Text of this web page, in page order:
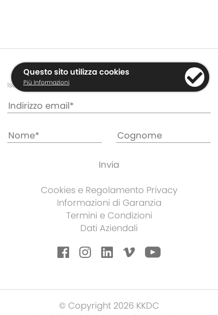
Iscriviti alla Newsletter
Cookies e Regolamento Privacy
Informazioni di Garanzia
Termini e Condizioni
Dati Aziendali
© Copyright 2026 KKDC
Questo sito utilizza cookies
Più Informazioni